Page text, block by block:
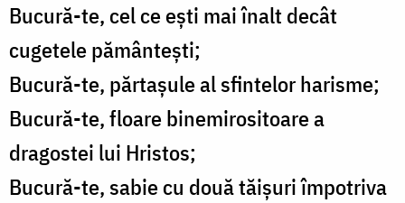
Bucură-te, cel ce ești mai înalt decât
cugetele pământești;
Bucură-te, părtașule al sfintelor harisme;
Bucură-te, floare binemirositoare a
dragostei lui Hristos;
Bucură-te, sabie cu două tăișuri împotriva